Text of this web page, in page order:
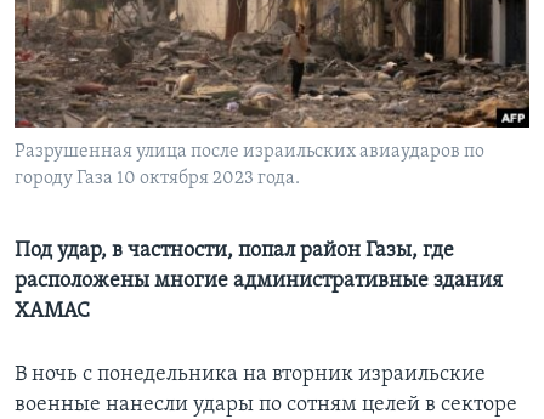
Learning English
СОЦИАЛЬНЫЕ СЕТИ
Разрушенная улица после израильских авиаударов по
городу Газа 10 октября 2023 года.
Под удар, в частности, попал район Газы, где
расположены многие административные здания
ХАМАС
В ночь с понедельника на вторник израильские
военные нанесли удары по сотням целей в секторе